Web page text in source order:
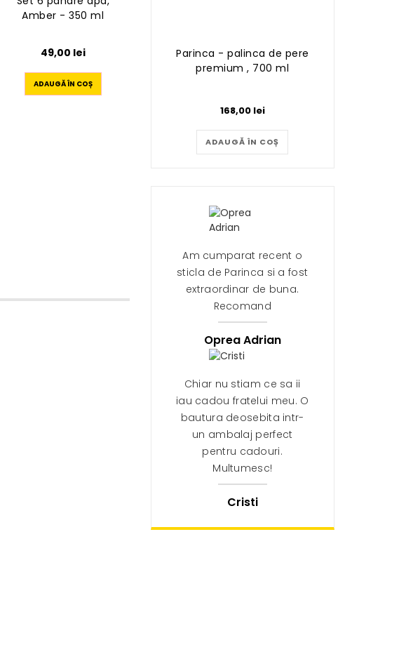
Amber - 350 ml
49,00 lei
ADAUGĂ ÎN COȘ
Parinca - palinca de pere
premium , 700 ml
168,00 lei
ADAUGĂ ÎN COȘ
Am cumparat recent o
sticla de Parinca si a fost
extraordinar de buna.
Recomand
Oprea Adrian
Chiar nu stiam ce sa ii
iau cadou fratelui meu. O
bautura deosebita intr-
un ambalaj perfect
pentru cadouri.
Multumesc!
Cristi